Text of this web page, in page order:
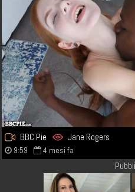
BBC Pie Jane Rogers
9:59 4 mesi fa